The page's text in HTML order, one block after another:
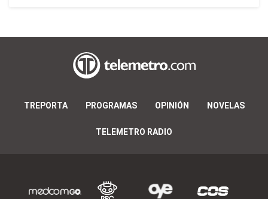
TREPORTA PROGRAMAS OPINIÓN NOVELAS
TELEMETRO RADIO